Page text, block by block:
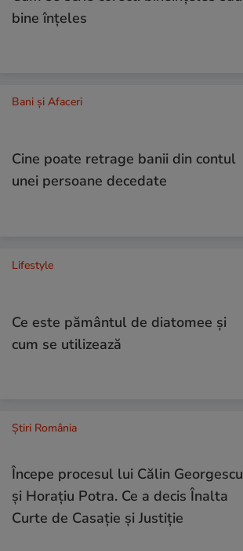
bine înțeles
Bani și Afaceri
Cine poate retrage banii din contul
unei persoane decedate
Lifestyle
Ce este pământul de diatomee și
cum se utilizează
Știri România
Începe procesul lui Călin Georgescu
și Horațiu Potra. Ce a decis Înalta
Curte de Casație și Justiție